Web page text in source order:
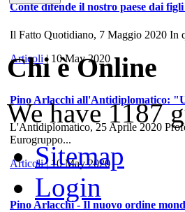
Conte difende il nostro paese dai
Il Fatto Quotidiano, 7 Maggio 2020 In
Articoli| 10 May 2020
Pino Arlacchi all'Antidiplomatico:
L'Antidiplomatico, 25 Aprile 2020
Eurogruppo...
Articoli| 10 May 2020
Pino Arlacchi - Il nuovo ordine
Chi è Online
We have 1187
Sitemap
Login